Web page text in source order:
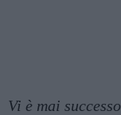
Vi è mai